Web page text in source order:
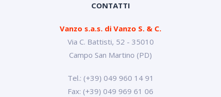
CONTATTI
Vanzo s.a.s. di Vanzo S. & C.
Via C. Battisti, 52 - 35010
Campo San Martino (PD)
Tel.: (+39) 049 960 14 91
Fax: (+39) 049 969 61 06